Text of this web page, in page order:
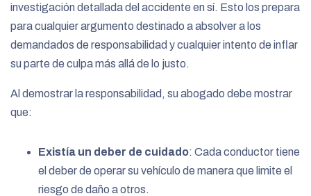
investigación detallada del accidente en sí. Esto los prepara
para cualquier argumento destinado a absolver a los
demandados de responsabilidad y cualquier intento de inflar
su parte de culpa más allá de lo justo.
Al demostrar la responsabilidad, su abogado debe mostrar
que:
Existía un deber de cuidado: Cada conductor tiene
el deber de operar su vehículo de manera que limite el
riesgo de daño a otros.